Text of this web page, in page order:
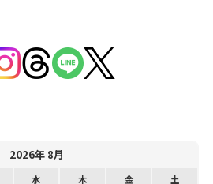
2026年 8月
水 木 金
土